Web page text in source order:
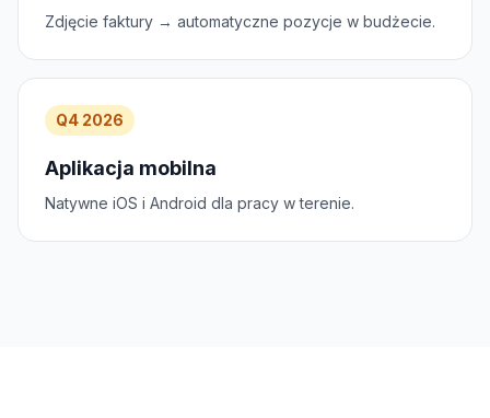
Zdjęcie faktury → automatyczne pozycje w budżecie.
Q4 2026
Aplikacja mobilna
Natywne iOS i Android dla pracy w terenie.